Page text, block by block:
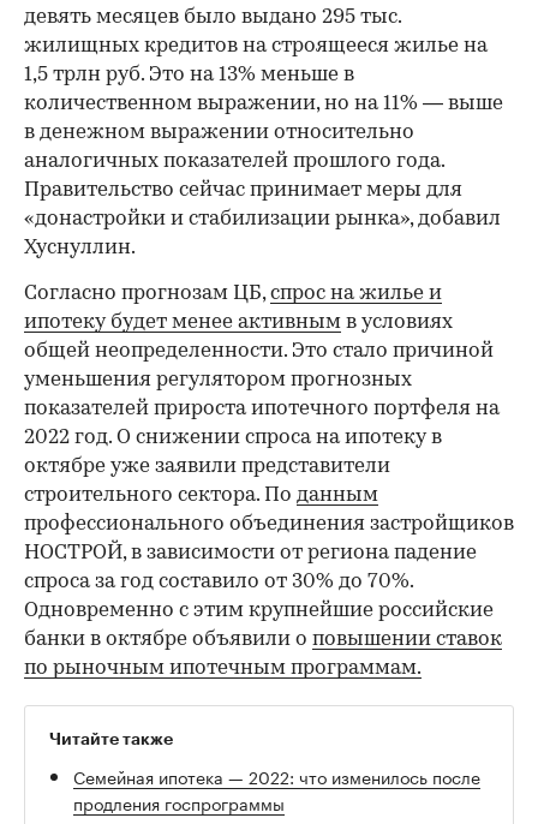
девять месяцев было выдано 295 тыс.
жилищных кредитов на строящееся жилье на
1,5 трлн руб. Это на 13% меньше в
количественном выражении, но на 11% — выше
в денежном выражении относительно
аналогичных показателей прошлого года.
Правительство сейчас принимает меры для
«донастройки и стабилизации рынка», добавил
Хуснуллин.
Согласно прогнозам ЦБ,спрос на жилье и
ипотеку будет менее активным в условиях
общей неопределенности. Это стало причиной
уменьшения регулятором прогнозных
показателей прироста ипотечного портфеля на
2022 год. О снижении спроса на ипотеку в
октябре уже заявили представители
строительного сектора. По данным
профессионального объединения застройщиков
НОСТРОЙ, в зависимости от региона падение
спроса за год составило от 30% до 70%.
Одновременно с этим крупнейшие российские
банки в октябре объявили о повышении ставок
по рыночным ипотечным программам.
Читайте также
Семейная ипотека — 2022: что изменилось после
продления госпрограммы